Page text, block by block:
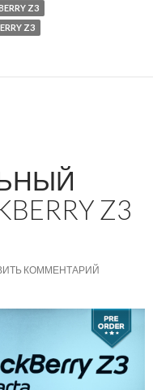
Z3
Z3
Z3
КОММЕНТАРИЙ